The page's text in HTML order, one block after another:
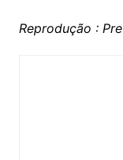
Reprodução :